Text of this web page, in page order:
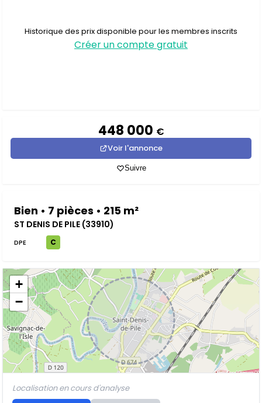
Historique des prix disponible pour les membres inscrits
Créer un compte gratuit
448 000 €
Voir l'annonce
Suivre
Bien • 7 pièces • 215 m²
ST DENIS DE PILE (33910)
DPE C
+
−
Localisation en cours d'analyse